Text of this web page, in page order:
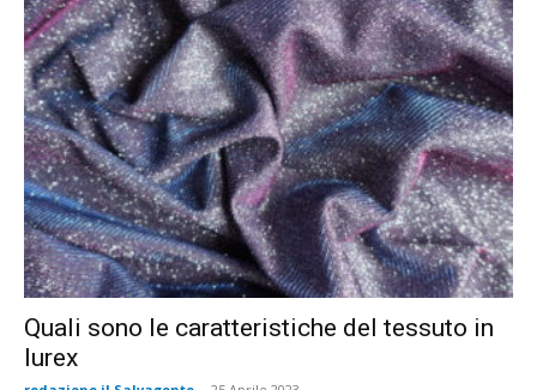
Quali sono le caratteristiche del tessuto in
lurex